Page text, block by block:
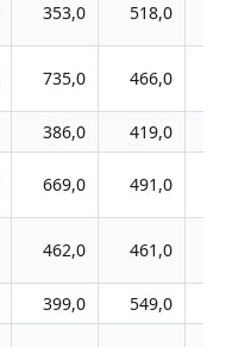
353,0 518,0
735,0 466,0
386,0 419,0
669,0 491,0
462,0 461,0
399,0 549,0